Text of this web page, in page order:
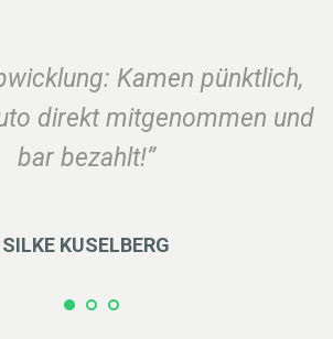
Kamen pünktlich,
direkt mitgenommen und
bar bezahlt!”
SILKE KUSELBERG